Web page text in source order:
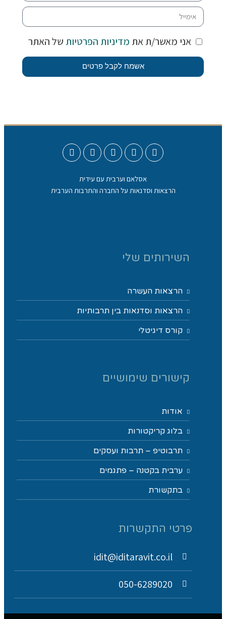
אני מאשר/ת את מדיניות הפרטיות של האתר
אשמח לקבל פרטים
אסלאם וערבית עם עידית
הרצאות וסדנאות על החברה והתרבות הערבית
השירותים שלי
הרצאות העשרה
הרצאות וסדנאות בין תרבותיות
קורס דיגיטלי
קישורים שימושיים
אודות
בלוג קריקטורות
תרבוטיפ – תרבות ועסקים
ערבית בקטנה – פתגמים
בתקשורת
פרטי התקשרות
idit@iditaravit.co.il
050-6289020